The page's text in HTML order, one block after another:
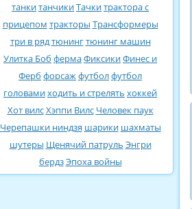
танкитанчикиТачкитрактора с
прицепом тракторы Трансформеры
три в рядтюнингтюнинг машин
Улитка Боб фермаФиксикиФинес и
Ферб форсажфутболфутбол
головамиходить и стрелять хоккей
Хот вилсХэппи Вилс Человек паук
Черепашки ниндзя шарики шахматы
шутеры Щенячий патруль Энгри
бердзЭпоха войны